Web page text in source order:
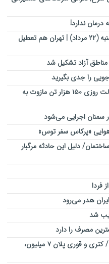
درمان ندارد!
لیست استان‌های تعطیل در روز چهارشنبه (۲۲ مرداد) | تهران هم تعطیل
آزاد تشکیل شد
را جدی بگیرید
درخواست اعدام برای آلودگی هوا | دولت روزی ۱۵۰ هزار تن مازوت به
اجرایی می‌شود
«پرکاس سفر توس»
انفجار در مشهد و تخریب ۵۰ ساختمان/ دلیل این حادثه مرگبار
شد
مصرف را دارد
قیمت انواع کتری قوری و سماور برقی / کتری و قوری پلان ۷ میلیون،